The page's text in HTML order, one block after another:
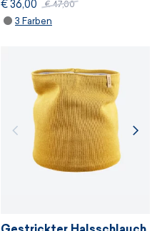
S37
€ 36,00 € 47,00
3 Farben